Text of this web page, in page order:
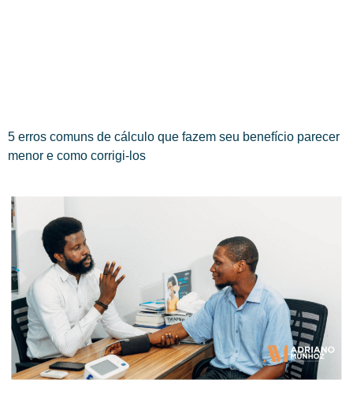
5 erros comuns de cálculo que fazem seu benefício parecer
menor e como corrigi-los